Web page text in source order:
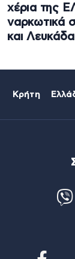
χέρια της
ναρκωτικά
και Λευκάδα
Κρήτη